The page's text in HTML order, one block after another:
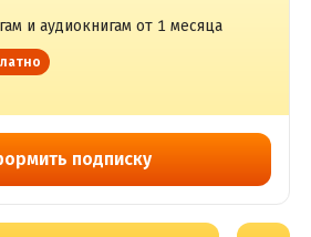
и аудиокнигам от 1 месяца
подписку